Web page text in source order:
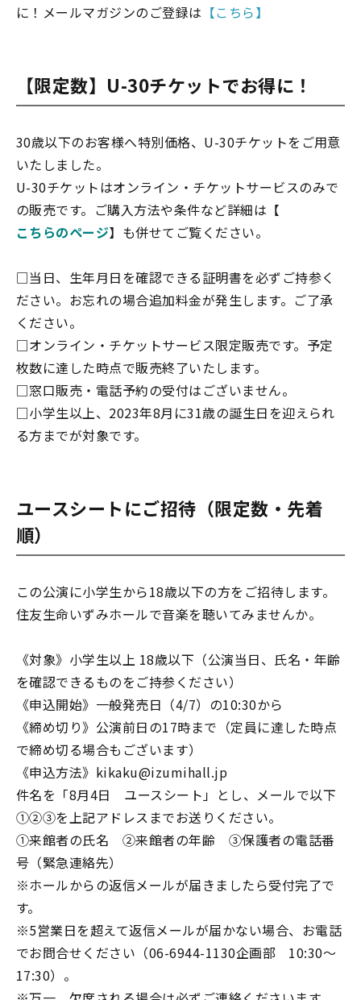
に！メールマガジンのご登録は 【こちら】
【限定数】U-30チケットでお得に！
30歳以下のお客様へ特別価格、U-30チケットをご用意
いたしました。
U-30チケットはオンライン・チケットサービスのみで
の販売です。ご購入方法や条件など詳細は【
こちらのページ】も併せてご覧ください。
□当日、生年月日を確認できる証明書を必ずご持参く
ださい。お忘れの場合追加料金が発生します。ご了承
ください。
□オンライン・チケットサービス限定販売です。予定
枚数に達した時点で販売終了いたします。
□窓口販売・電話予約の受付はございません。
□小学生以上、2023年8月に31歳の誕生日を迎えられ
る方までが対象です。
ユースシートにご招待（限定数・先着
順）
この公演に小学生から18歳以下の方をご招待します。
住友生命いずみホールで音楽を聴いてみませんか。
《対象》小学生以上 18歳以下（公演当日、氏名・年齢
を確認できるものをご持参ください）
《申込開始》一般発売日（4/7）の10:30から
《締め切り》公演前日の17時まで（定員に達した時点
で締め切る場合もございます）
《申込方法》kikaku@izumihall.jp
件名を「8月4日 ユースシート」とし、メールで以下
①②③を上記アドレスまでお送りください。
①来館者の氏名 ②来館者の年齢 ③保護者の電話番
号（緊急連絡先）
※ホールからの返信メールが届きましたら受付完了で
す。
※5営業日を超えて返信メールが届かない場合、お電話
でお問合せください（06-6944-1130企画部 10:30～
17:30）。